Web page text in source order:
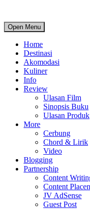
Open Menu
Home
Destinasi
Akomodasi
Kuliner
Info
Review
Ulasan Film
Sinopsis Buku
Ulasan Produk
More
Cerbung
Chord & Lirik
Video
Blogging
Partnership
Content
Content
JV AdSense
Guest Post